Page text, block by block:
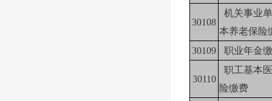
30108
机关事业
本养老保险
30109
职业年金
30110
职工基本
险缴费